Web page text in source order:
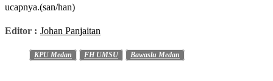
ucapnya.(san/han)
Editor : Johan Panjaitan
KPU Medan FH UMSU Bawaslu Medan